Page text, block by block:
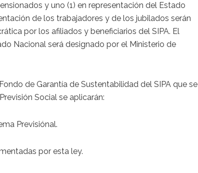
y uno (1) en representación del Estado
de los trabajadores y de los jubilados serán
por los afiliados y beneficiarios del SIPA. El
Nacional será designado por el Ministerio de
de Garantía de Sustentabilidad del SIPA que se
Social se aplicarán:
Previsiónal.
por esta ley.